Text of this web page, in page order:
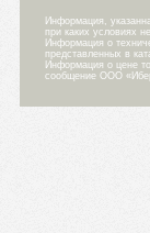
Информация,
при каких условиях
Информация о
представленных в
Информация о цене
сообщение ООО